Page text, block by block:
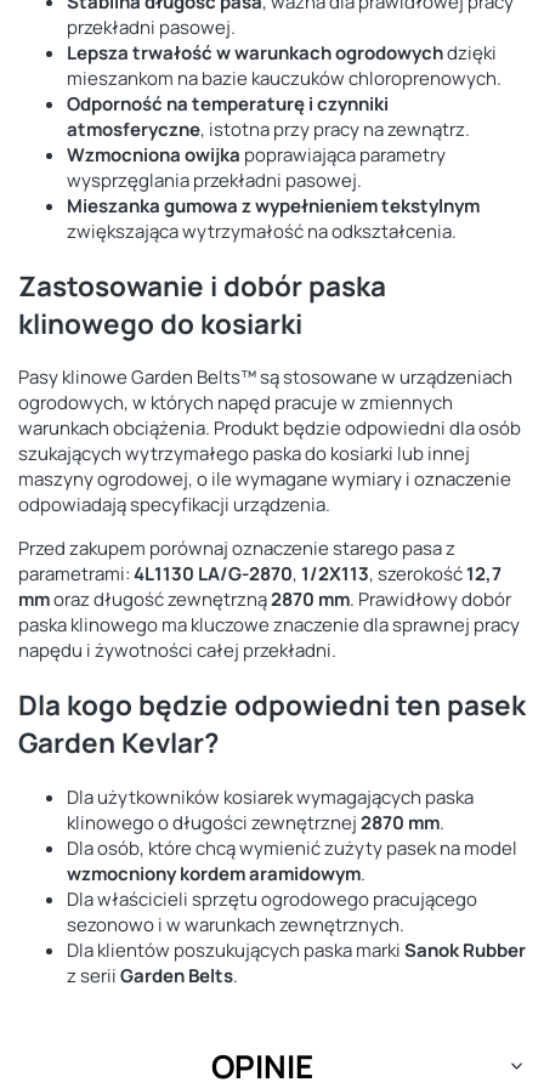
przekładni pasowej.
Lepsza trwałość w warunkach ogrodowychdzięki
mieszankom na bazie kauczuków chloroprenowych.
Odporność na temperaturę i czynniki
atmosferyczne, istotna przy pracy na zewnątrz.
Wzmocniona owijka poprawiająca parametry
wysprzęglania przekładni pasowej.
Mieszanka gumowa z wypełnieniem tekstylnym
zwiększająca wytrzymałość na odkształcenia.
Zastosowanie i dobór paska
klinowego do kosiarki
Pasy klinowe Garden Belts™ są stosowane w urządzeniach
ogrodowych, w których napęd pracuje w zmiennych
warunkach obciążenia. Produkt będzie odpowiedni dla osób
szukających wytrzymałego paska do kosiarki lub innej
maszyny ogrodowej, o ile wymagane wymiary i oznaczenie
odpowiadają specyfikacji urządzenia.
Przed zakupem porównaj oznaczenie starego pasa z
parametrami:4L1130 LA/G-2870, 1/2X113, szerokość12,7
mmoraz długość zewnętrzną2870 mm. Prawidłowy dobór
paska klinowego ma kluczowe znaczenie dla sprawnej pracy
napędu i żywotności całej przekładni.
Dla kogo będzie odpowiedni ten pasek
Garden Kevlar?
Dla użytkowników kosiarek wymagających paska
klinowego o długości zewnętrznej2870 mm.
Dla osób, które chcą wymienić zużyty pasek na model
wzmocniony kordem aramidowym.
Dla właścicieli sprzętu ogrodowego pracującego
sezonowo i w warunkach zewnętrznych.
Dla klientów poszukujących paska markiSanok Rubber
z seriiGarden Belts.
OPINIE